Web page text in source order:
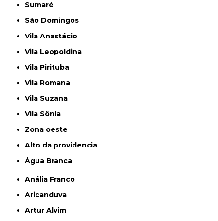
Sumaré
São Domingos
Vila Anastácio
Vila Leopoldina
Vila Pirituba
Vila Romana
Vila Suzana
Vila Sônia
Zona oeste
alto da providencia
Água Branca
Anália Franco
Aricanduva
Artur Alvim